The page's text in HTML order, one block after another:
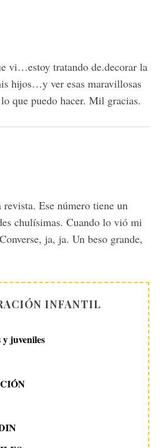
vi…estoy tratando de.decorar la
hijos…y ver esas maravillosas
que puedo hacer. Mil gracias.
Ese número tiene un
chulísimas. Cuando lo vió mi
ja, ja. Un beso grande,
INFANTIL
juveniles